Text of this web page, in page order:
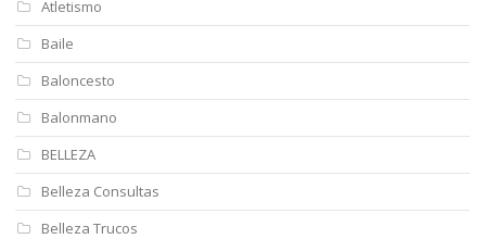
Atletismo
Baile
Baloncesto
Balonmano
BELLEZA
Belleza Consultas
Belleza Trucos